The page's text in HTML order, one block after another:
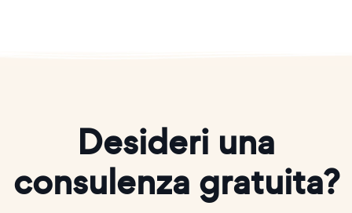
Desideri una
consulenza gratuita?